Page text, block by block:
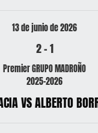
13 de junio de 2026
2-1
Premier GRUPO MADROÑO
2025-2026
VS ALBERTO